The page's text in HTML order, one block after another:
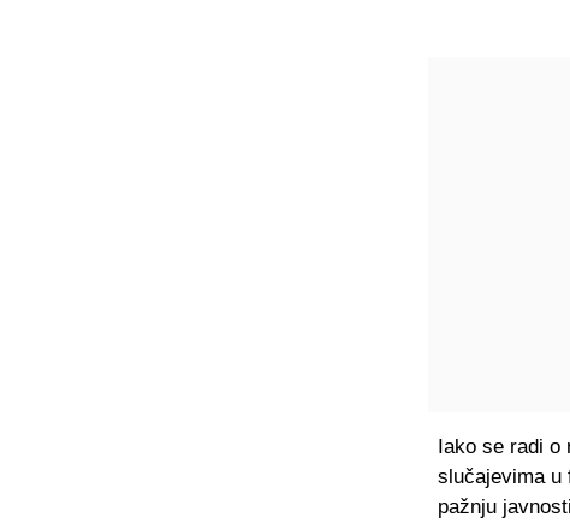
Iako se radi o
slučajevima u
pažnju